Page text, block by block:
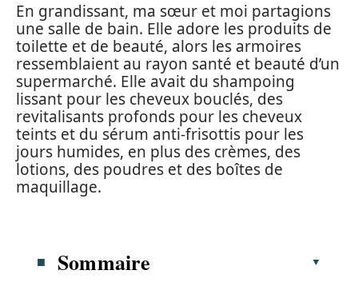
En grandissant, ma sœur et moi partagions
une salle de bain. Elle adore les produits de
toilette et de beauté, alors les armoires
ressemblaient au rayon santé et beauté d’un
supermarché. Elle avait du shampoing
lissant pour les cheveux bouclés, des
revitalisants profonds pour les cheveux
teints et du sérum anti-frisottis pour les
jours humides, en plus des crèmes, des
lotions, des poudres et des boîtes de
maquillage.
Sommaire